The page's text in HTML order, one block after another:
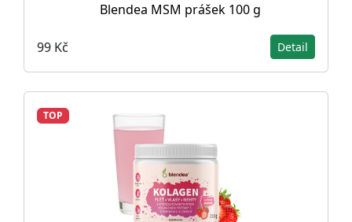
Blendea MSM prášek 100 g
99 Kč Detail
TOP